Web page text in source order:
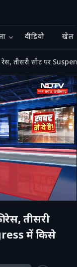
वीडियो खेल
तीसरी सीट पर
तीसरी
में किसे